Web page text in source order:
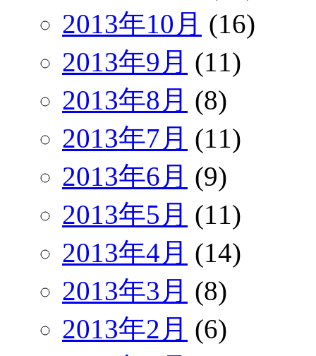
2013年10月 (16)
2013年9月 (11)
2013年8月 (8)
2013年7月 (11)
2013年6月 (9)
2013年5月 (11)
2013年4月 (14)
2013年3月 (8)
2013年2月 (6)